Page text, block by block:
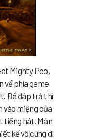
Mighty Poo,
về phía game
Để đáp trả thì
vào miệng của
tiếng hát. Màn
kế vô cùng dí